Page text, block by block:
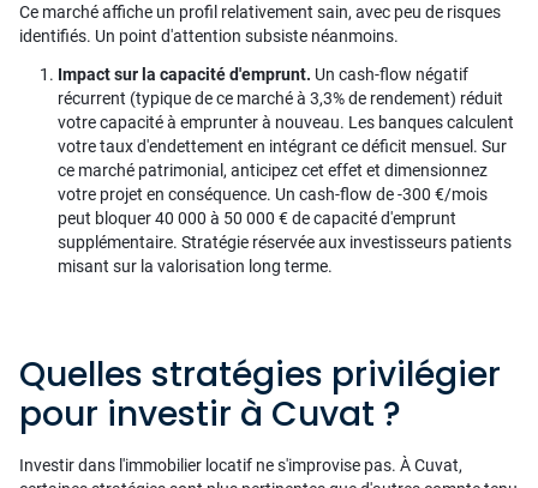
Ce marché affiche un profil relativement sain, avec peu de risques
identifiés. Un point d'attention subsiste néanmoins.
Impact sur la capacité d'emprunt. Un cash-flow négatif
récurrent (typique de ce marché à 3,3% de rendement) réduit
votre capacité à emprunter à nouveau. Les banques calculent
votre taux d'endettement en intégrant ce déficit mensuel. Sur
ce marché patrimonial, anticipez cet effet et dimensionnez
votre projet en conséquence. Un cash-flow de -300 €/mois
peut bloquer 40 000 à 50 000 € de capacité d'emprunt
supplémentaire. Stratégie réservée aux investisseurs patients
misant sur la valorisation long terme.
Quelles stratégies privilégier
pour investir à Cuvat ?
Investir dans l'immobilier locatif ne s'improvise pas. À Cuvat,